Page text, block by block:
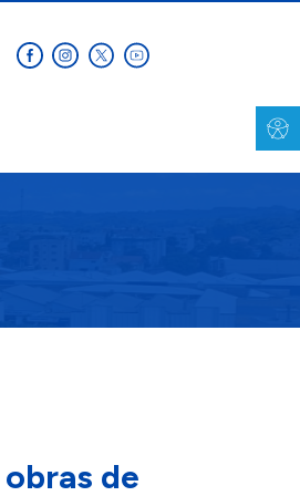
de